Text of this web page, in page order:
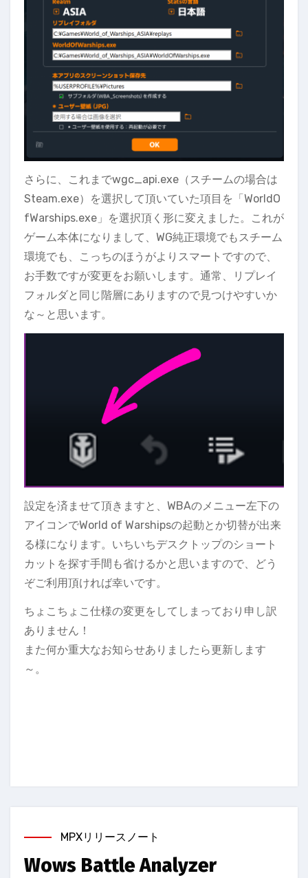
さらに、これまでwgc_api.exe（スチームの場合は
Steam.exe）を選択して頂いていた項目を「WorldO
fWarships.exe」を選択頂く形に変えました。これが
ゲーム本体になりまして、WG純正環境でもスチーム
環境でも、こっちのほうがよりスマートですので、
お手数ですが変更をお願いします。通常、リプレイ
フォルダと同じ階層にありますので見つけやすいか
な～と思います。
設定を済ませて頂きますと、WBAのメニュー左下の
アイコンでWorld of Warshipsの起動とか切替が出来
る様になります。いちいちデスクトップのショート
カットを探す手間も省けるかと思いますので、どう
ぞご利用頂ければ幸いです。
ちょこちょこ仕様の変更をしてしまっており申し訳
ありません！
また何か重大なお知らせありましたら更新します
～。
MPXリリースノート
Wows Battle Analyzer